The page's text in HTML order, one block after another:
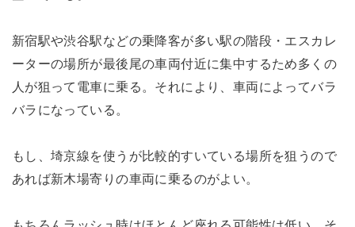
新宿駅や渋谷駅などの乗降客が多い駅の階段・エスカレ
ーターの場所が最後尾の車両付近に集中するため多くの
人が狙って電車に乗る。それにより、車両によってバラ
バラになっている。
もし、埼京線を使うが比較的すいている場所を狙うので
あれば新木場寄りの車両に乗るのがよい。